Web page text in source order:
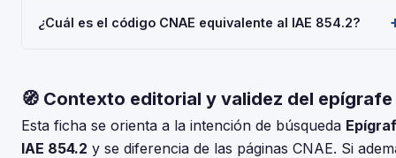
económica.
036/037 (alta), Modelo 303 (IVA trimestral), Modelo 130 o 131
¿Cuál es el código CNAE equivalente al IAE 854.2?
código CNAE-2025 que corresponde al epígrafe 854.2 —
Alquiler Automoviles en "renting".
🧭 Contexto editorial y validez del epígrafe
Esta ficha se orienta a la intención de búsqueda
IAE 854.2 y se diferencia de las páginas CNAE. Si